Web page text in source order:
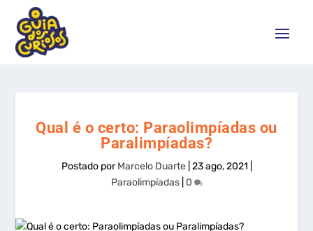
Qual é o certo: Paraolimpíadas ou
Paralimpíadas?
Postado porMarcelo Duarte| 23 ago, 2021
Paraolimpíadas| 0